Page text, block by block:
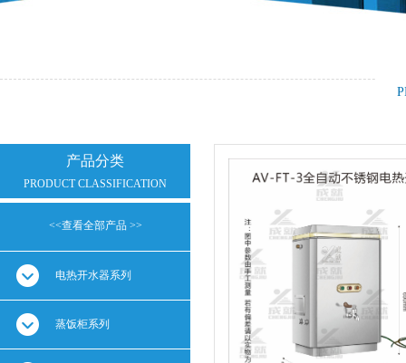
全部产品
电热开水器系列
蒸饭柜系列
产品分类
PRODUCT CLASSIFICATION
<<查看全部产品 >>